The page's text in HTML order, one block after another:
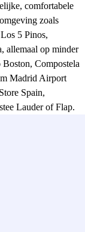
comfortabele
zoals
5 Pinos,
allemaal op minder
Compostela
Madrid Airport
Spain,
Lauder of Flap.
minuten afstand.